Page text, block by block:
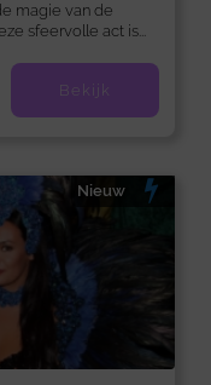
magie van de
sfeervolle act is...
Bekijk
Nieuw